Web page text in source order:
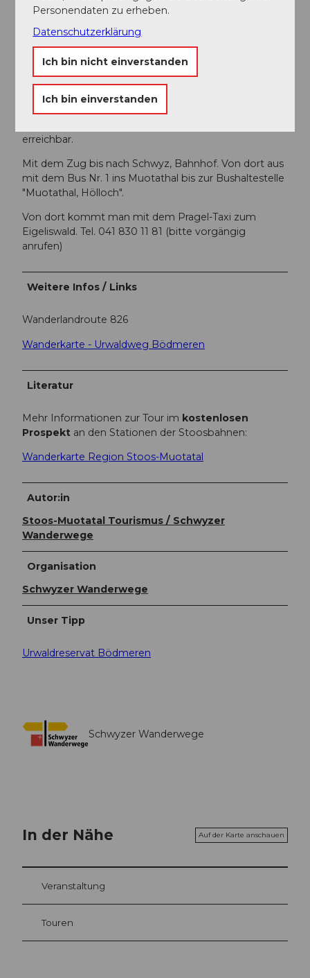
bis zum Parkplatz Eigeliswald.
Parken
Beim Eigeliswald gibt es einen großen Parkplatz, der
kostenlos genutzt werden kann.
Öffentliche Verkehrsmittel
erreichbar.
Mit dem Zug bis nach Schwyz, Bahnhof. Von dort aus
mit dem Bus Nr. 1 ins Muotathal bis zur Bushaltestelle
"Muotathal, Hölloch".
Von dort kommt man mit dem Pragel-Taxi zum
Eigeliswald. Tel. 041 830 11 81 (bitte vorgängig
anrufen)
Weitere Infos / Links
Wanderlandroute 826
Wanderkarte - Urwaldweg Bödmeren
Literatur
Mehr Informationen zur Tour im kostenlosen
Prospekt an den Stationen der Stoosbahnen:
Wanderkarte Region Stoos-Muotatal
Autor:in
Stoos-Muotatal Tourismus / Schwyzer
Wanderwege
Organisation
Schwyzer Wanderwege
Unser Tipp
Urwaldreservat Bödmeren
Schwyzer Wanderwege
In der Nähe Auf der Karte anschauen
Veranstaltung
Touren
Personendaten zu erheben.
Datenschutzerklärung
Ich bin nicht einverstanden
Ich bin einverstanden